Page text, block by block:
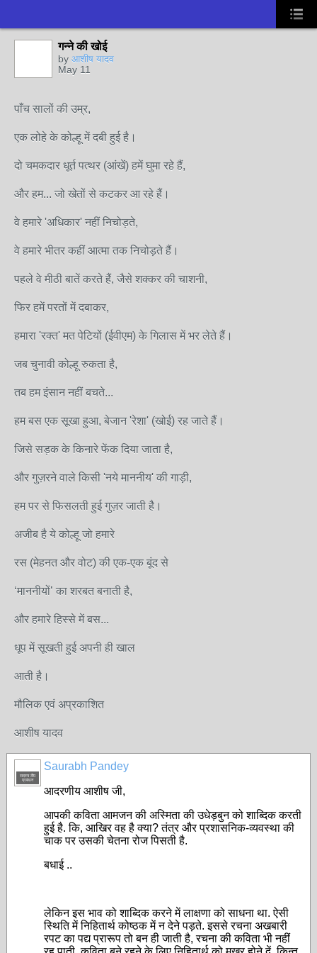
गन्ने की खोई
by आशीष यादव
May 11
पाँच सालों की उम्र,
एक लोहे के कोल्हू में दबी हुई है।
दो चमकदार धूर्त पत्थर (आंखें) हमें घुमा रहे हैं,
और हम... जो खेतों से कटकर आ रहे हैं।
वे हमारे 'अधिकार' नहीं निचोड़ते,
वे हमारे भीतर कहीं आत्मा तक निचोड़ते हैं।
पहले वे मीठी बातें करते हैं, जैसे शक्कर की चाशनी,
फिर हमें परतों में दबाकर,
हमारा 'रक्त' मत पेटियों (ईवीएम) के गिलास में भर लेते हैं।
जब चुनावी कोल्हू रुकता है,
तब हम इंसान नहीं बचते...
हम बस एक सूखा हुआ, बेजान 'रेशा' (खोई) रह जाते हैं।
जिसे सड़क के किनारे फेंक दिया जाता है,
और गुज़रने वाले किसी 'नये माननीय' की गाड़ी,
हम पर से फिसलती हुई गुज़र जाती है।
अजीब है ये कोल्हू जो हमारे
रस (मेहनत और वोट) की एक-एक बूंद से
‘माननीयों’ का शरबत बनाती है,
और हमारे हिस्से में बस...
धूप में सूखती हुई अपनी ही खाल
आती है।
मौलिक एवं अप्रकाशित
आशीष यादव
सदस्य टीम
प्रबंधन
Saurabh Pandey
आदरणीय आशीष जी,
आपकी कविता आमजन की अस्मिता की उधेड़बुन को शाब्दिक करती
हुई है. कि, आखिर वह है क्या? तंत्र और प्रशासनिक-व्यवस्था की
चाक पर उसकी चेतना रोज पिसती है.
बधाई ..
लेकिन इस भाव को शाब्दिक करने में लाक्षणा को साधना था. ऐसी
स्थिति में निहितार्थ कोष्ठक में न देने पड़ते. इससे रचना अखबारी
रपट का पद्य प्रारूप तो बन ही जाती है, रचना की कविता भी नहीं